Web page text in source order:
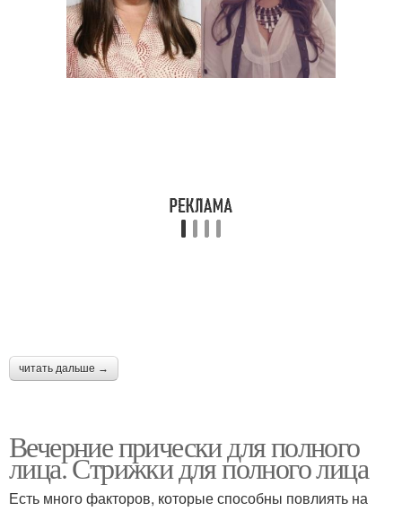
читать дальше →
Вечерние прически для полного
лица. Стрижки для полного лица
Есть много факторов, которые способны повлиять на